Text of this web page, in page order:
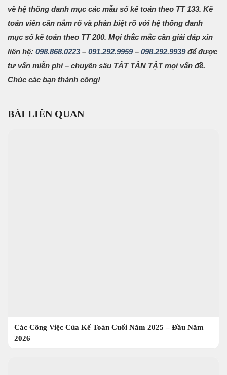
về hệ thống danh mục các mẫu sổ kế toán theo TT 133. Kế
toán viên cần nắm rõ và phân biệt rõ với hệ thống danh
mục sổ kế toán theo TT 200. Mọi thắc mắc cần giải đáp xin
liên hệ: 098.868.0223– 091.292.9959– 098.292.9939để được
tư vấn miễn phí – chuyên sâu TẤT TẦN TẬT mọi vấn đề.
Chúc các bạn thành công!
BÀI LIÊN QUAN
Các Công Việc Của Kế Toán Cuối Năm 2025 – Đầu Năm
2026